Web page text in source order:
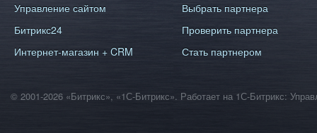
Управление сайтом
Битрикс24
Интернет-магазин + CRM
Выбрать партнера
Проверить партнера
Стать партнером
© 2001-2026 «Битрикс», «1С-Битрикс». Работает на 1С-Битрикс: